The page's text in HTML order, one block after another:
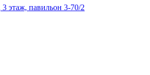
этаж, павильон 3-70/2